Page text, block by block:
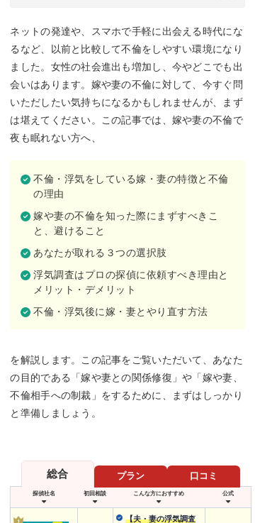
ネットの発達や、スマホで手軽に出会える時代にな
るなど、以前と比較して不倫をしやすい環境になり
ました。女性の社会進出も増加し、今やどこでも出
会いはあります。嫁や妻の不倫に対して、今すぐ問
いただしたい気持ちになるかもしれませんが、まず
は堪えてください。この記事では、嫁や妻の不倫で
夜も眠れない方へ、
不倫・浮気をしている嫁・妻の特徴と不倫
の理由
嫁や妻の不倫を知った際にまずすべきこ
と、避けること
あなたが取れる３つの選択肢
浮気調査はプロの探偵に依頼すべき理由と
メリット・デメリット
不倫・浮気後に嫁・妻とやり直す方法
を解説します。この記事をご覧いただいて、あなた
の目的である「嫁や妻との関係修復」や「嫁や妻、
不倫相手への制裁」をするために、まずはしっかり
と準備しましょう。
総合 プラン 口コミ
探偵社名 初回相談 こんな方におすすめ 公式
【夫・妻の浮気調査